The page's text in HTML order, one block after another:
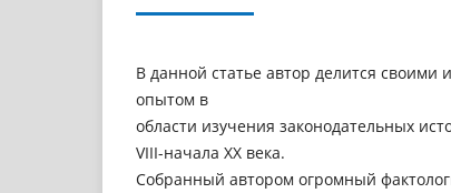
В данной статье автор делится
опытом в
области изучения законодательных
VIII-начала XX века.
Собранный автором огромный